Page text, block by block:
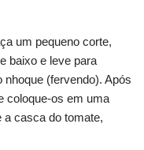
um pequeno corte,
baixo e leve para
(fervendo). Após
coloque-os em uma
a casca do tomate,